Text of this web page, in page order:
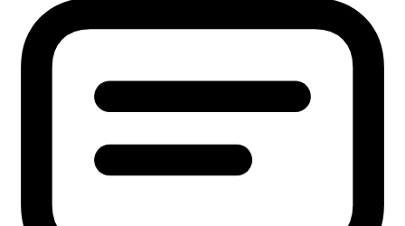
Copyrights(C) Shokukanken Inc. All Rights Reserved.